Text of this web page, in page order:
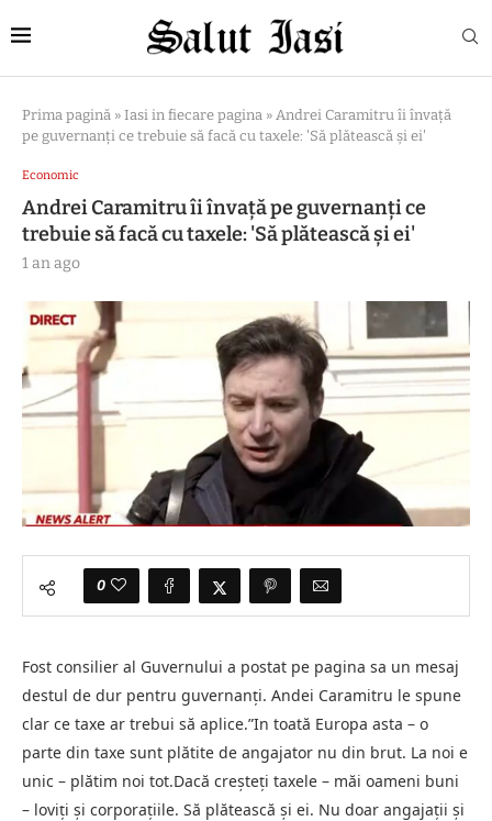
Prima pagină » Iasi in fiecare pagina » Andrei Caramitru îi învață
pe guvernanți ce trebuie să facă cu taxele: 'Să plătească și ei'
Economic
Andrei Caramitru îi învață pe guvernanți ce
trebuie să facă cu taxele: 'Să plătească și ei'
1 an ago
0
Fost consilier al Guvernului a postat pe pagina sa un mesaj
destul de dur pentru guvernanți. Andei Caramitru le spune
clar ce taxe ar trebui să aplice.”In toată Europa asta – o
parte din taxe sunt plătite de angajator nu din brut. La noi e
unic – plătim noi tot.Dacă creșteți taxele – măi oameni buni
– loviți și corporațiile. Să plătească și ei. Nu doar angajații și